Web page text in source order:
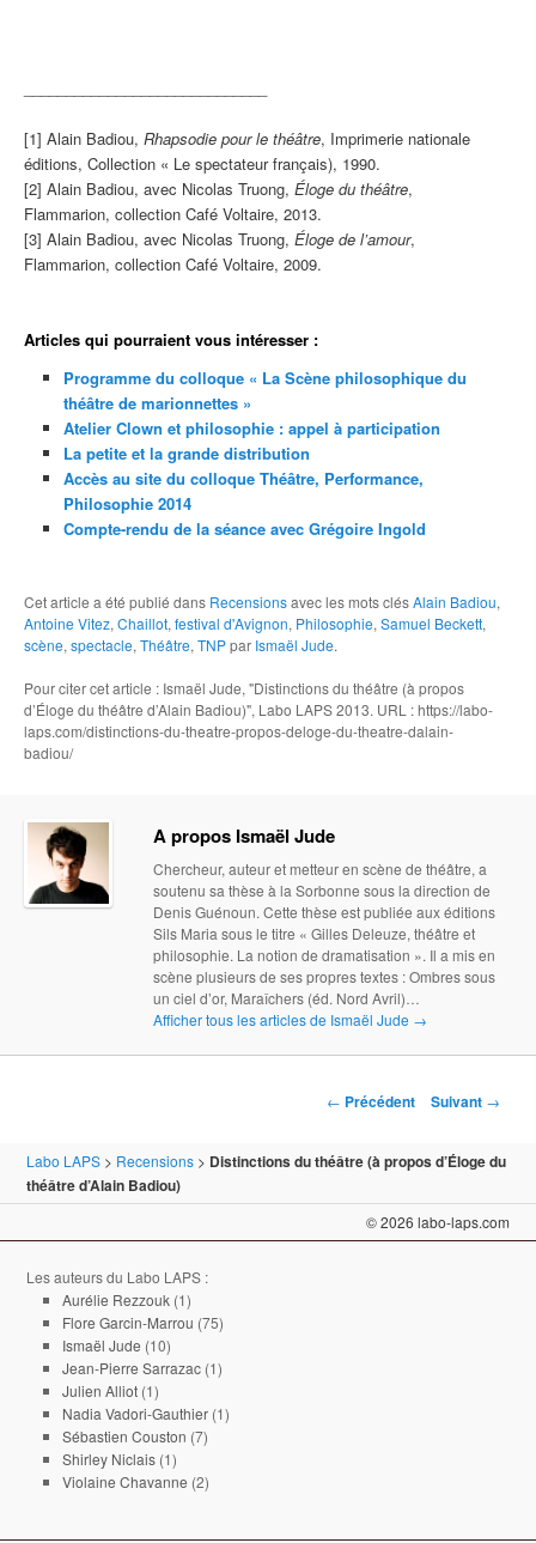
[1] Alain Badiou, Rhapsodie pour le théâtre, Imprimerie nationale
éditions, Collection « Le spectateur français), 1990.
[2] Alain Badiou, avec Nicolas Truong, Éloge du théâtre,
Flammarion, collection Café Voltaire, 2013.
[3] Alain Badiou, avec Nicolas Truong, Éloge de l’amour,
Flammarion, collection Café Voltaire, 2009.
Articles qui pourraient vous intéresser :
Programme du colloque « La Scène philosophique du
théâtre de marionnettes »
Atelier Clown et philosophie : appel à participation
La petite et la grande distribution
Accès au site du colloque Théâtre, Performance,
Philosophie 2014
Compte-rendu de la séance avec Grégoire Ingold
Cet article a été publié dans Recensionsavec les mots clésAlain Badiou,
Antoine Vitez, Chaillot, festival d'Avignon, Philosophie, Samuel Beckett,
scène, spectacle, Théâtre, TNPpar Ismaël Jude.
Pour citer cet article : Ismaël Jude, "Distinctions du théâtre (à propos
d’Éloge du théâtre d’Alain Badiou)", Labo LAPS 2013. URL : https://labo-
laps.com/distinctions-du-theatre-propos-deloge-du-theatre-dalain-
badiou/
A propos Ismaël Jude
Chercheur, auteur et metteur en scène de théâtre, a
soutenu sa thèse à la Sorbonne sous la direction de
Denis Guénoun. Cette thèse est publiée aux éditions
Sils Maria sous le titre « Gilles Deleuze, théâtre et
philosophie. La notion de dramatisation ». Il a mis en
scène plusieurs de ses propres textes : Ombres sous
un ciel d’or, Maraîchers (éd. Nord Avril)…
Afficher tous les articles de Ismaël Jude →
Navigation des articles
← Précédent Suivant →
Labo LAPS > Recensions > Distinctions du théâtre (à propos d’Éloge du
théâtre d’Alain Badiou)
© 2026 labo-laps.com
Les auteurs du Labo LAPS :
Aurélie Rezzouk (1)
Flore Garcin-Marrou (75)
Ismaël Jude (10)
Jean-Pierre Sarrazac (1)
Julien Alliot (1)
Nadia Vadori-Gauthier (1)
Sébastien Couston (7)
Shirley Niclais (1)
Violaine Chavanne (2)